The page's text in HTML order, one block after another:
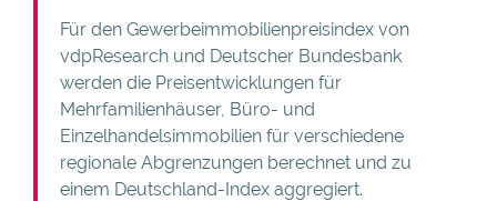
Für den Gewerbeimmobilienpreisindex von
vdpResearch und Deutscher Bundesbank
werden die Preisentwicklungen für
Mehrfamilienhäuser, Büro- und
Einzelhandelsimmobilien für verschiedene
regionale Abgrenzungen berechnet und zu
einem Deutschland-Index aggregiert.